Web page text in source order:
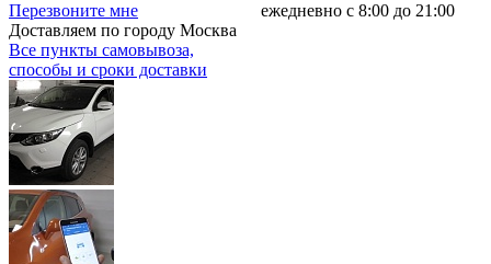
Перезвоните мне
ежедневно с 8:00 до 21:00
Доставляем по городу Москва
Все пункты самовывоза,
способы и сроки доставки